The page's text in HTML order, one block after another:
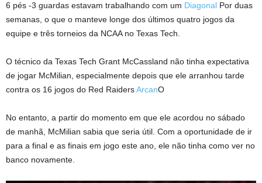
6 pés -3 guardas estavam trabalhando com um Diagonal Por duas
semanas, o que o manteve longe dos últimos quatro jogos da
equipe e três torneios da NCAA no Texas Tech.
O técnico da Texas Tech Grant McCassland não tinha expectativa
de jogar McMilian, especialmente depois que ele arranhou tarde
contra os 16 jogos do Red RaidersArcanO
No entanto, a partir do momento em que ele acordou no sábado
de manhã, McMilian sabia que seria útil. Com a oportunidade de ir
para a final e as finais em jogo este ano, ele não tinha como ver no
banco novamente.